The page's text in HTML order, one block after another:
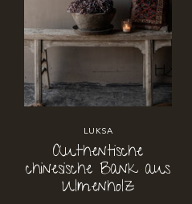
LUKSA
Authentische
chinesische Bank aus
Ulmenholz